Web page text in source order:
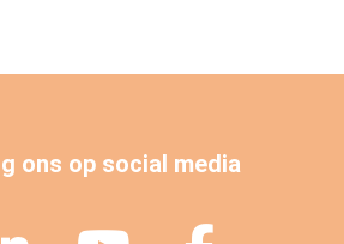
ons op social media